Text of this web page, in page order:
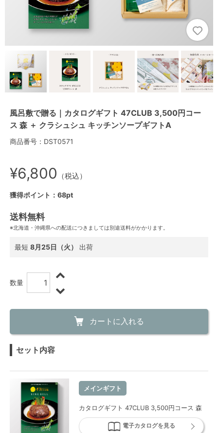
風呂敷で贈る｜カタログギフト 47CLUB 3,500円コー
ス 森 ＋ クラシュシュ キッチンソープギフトA
商品番号：DST0571
¥6,800 （税込）
獲得ポイント：68pt
送料無料
※北海道・沖縄県への配送につきましては別途送料がかかります。
最短 8月25日（火） 出荷
数量
カートに入れる
セット内容
メインギフト
カタログギフト 47CLUB 3,500円コース 森
電子カタログを見る